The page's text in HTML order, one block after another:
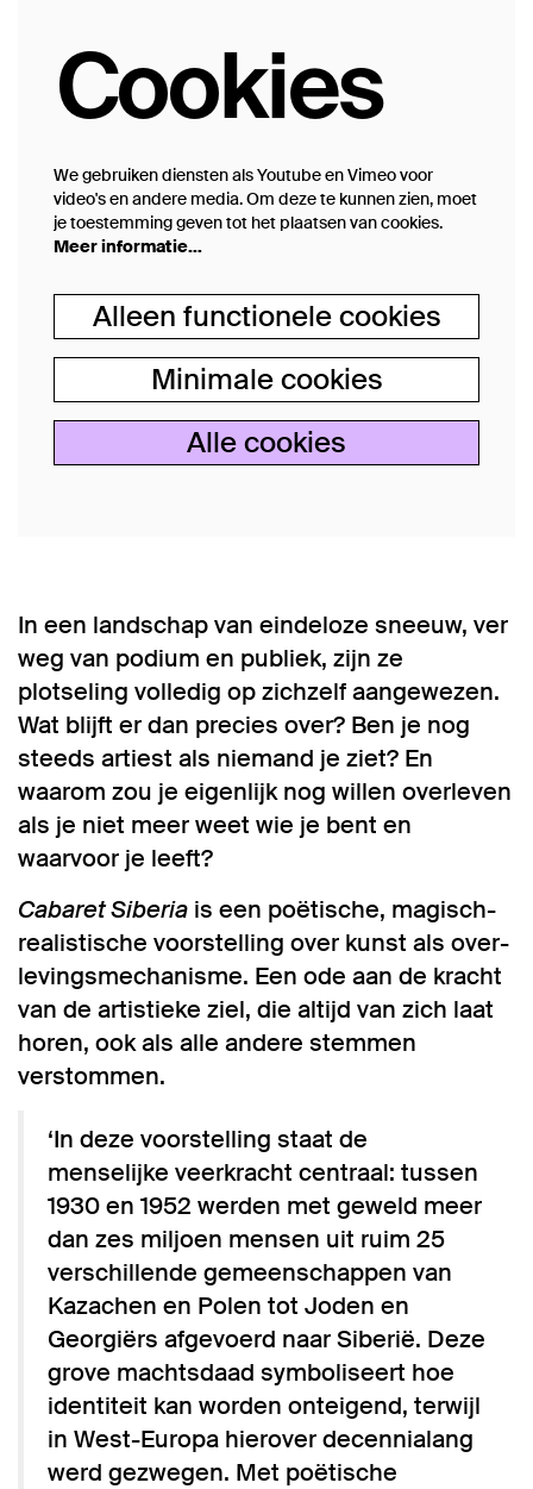
Cookies
We gebruiken diensten als Youtube en Vimeo voor
video's en andere media. Om deze te kunnen zien, moet
je toestemming geven tot het plaatsen van cookies.
Meer informatie…
Alleen functionele cookies
Minimale cookies
Alle cookies
In een landschap van eindeloze sneeuw, ver
weg van podium en publiek, zijn ze
plotseling volledig op zichzelf aangewezen.
Wat blijft er dan precies over? Ben je nog
steeds artiest als niemand je ziet? En
waarom zou je eigenlijk nog willen overleven
als je niet meer weet wie je bent en
waarvoor je leeft?
Cabaret Siberia is een poëtische, magisch-
realis­ti­sche voor­stel­ling over kunst als over­
le­vings­me­cha­nisme. Een ode aan de kracht
van de artistieke ziel, die altijd van zich laat
horen, ook als alle andere stemmen
verstommen.
‘In deze voor­stel­ling staat de
menselijke veerkracht centraal: tussen
1930 en 1952 werden met geweld meer
dan zes miljoen mensen uit ruim 25
verschil­lende gemeen­schappen van
Kazachen en Polen tot Joden en
Georgiërs afgevoerd naar Siberië. Deze
grove machtsdaad symbo­li­seert hoe
identiteit kan worden onteigend, terwijl
in West-Europa hierover decen­nia­lang
werd gezwegen. Met poëtische